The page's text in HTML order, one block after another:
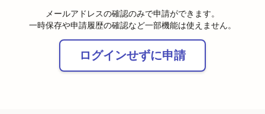
メールアドレスの確認のみで申請ができます。
一時保存や申請履歴の確認など一部機能は使えません。
ログインせずに申請